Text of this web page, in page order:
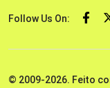
Follow Us On:
© 2009-2026. Feito